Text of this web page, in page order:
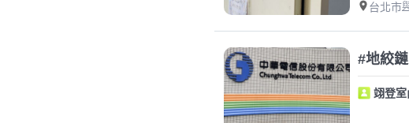
台北市
#地絞
翊登